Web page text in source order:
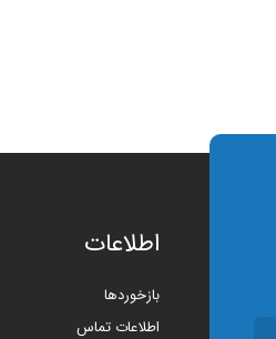
اطلاعات
بازخوردها
اطلاعات تماس